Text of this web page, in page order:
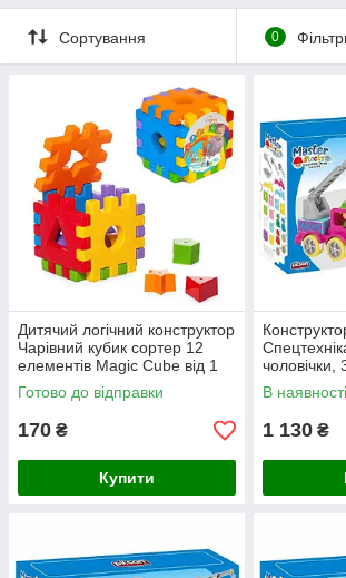
Класичні конструктори від ТехноК
блочні, з різною кількістю деталей,
конструктори у валізі,які є ідеальним
подарунку дитині.
Магнітні конструктори
та багато
наборів для ваших діток.
Сортування 0
Дитячий логічний конструктор
Чарівний кубик сортер 12
елементів Magic Cube від 1
року
Готово до відправки
170 ₴
Купити
чоловічки,
яскраві
В наявності
1 130 ₴